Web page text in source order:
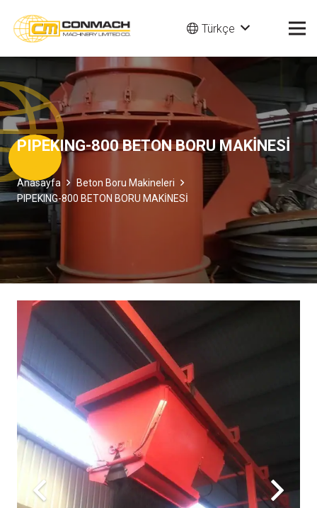
Türkçe
PIPEKING-800 BETON BORU MAKİNESİ
Anasayfa
Beton Boru Makineleri
PIPEKING-800 BETON BORU MAKİNESİ